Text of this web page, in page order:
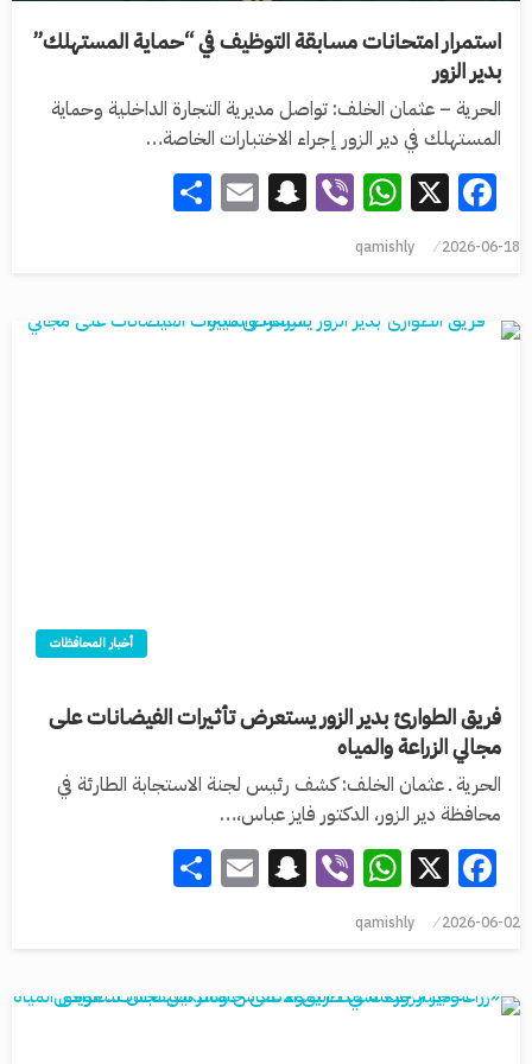
استمرار امتحانات مسابقة التوظيف في “حماية المستهلك”
بدير الزور
الحرية – عثمان الخلف: تواصل مديرية التجارة الداخلية وحماية
المستهلك في دير الزور إجراء الاختبارات الخاصة…
Facebook
X
WhatsApp
Viber
Snapchat
Email
2026-06-18
qamishly
أخبار المحافظات
فريق الطوارئ بدير الزور يستعرض تأثيرات الفيضانات على
مجالي الزراعة والمياه
الحرية ـ عثمان الخلف: كشف رئيس لجنة الاستجابة الطارئة في
محافظة دير الزور، الدكتور فايز عباس،…
Facebook
X
WhatsApp
Viber
Snapchat
Email
2026-06-02
qamishly